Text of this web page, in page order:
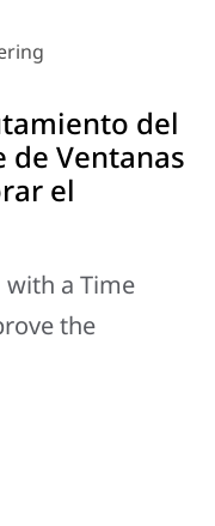
del
de Ventanas
el
with a Time
the